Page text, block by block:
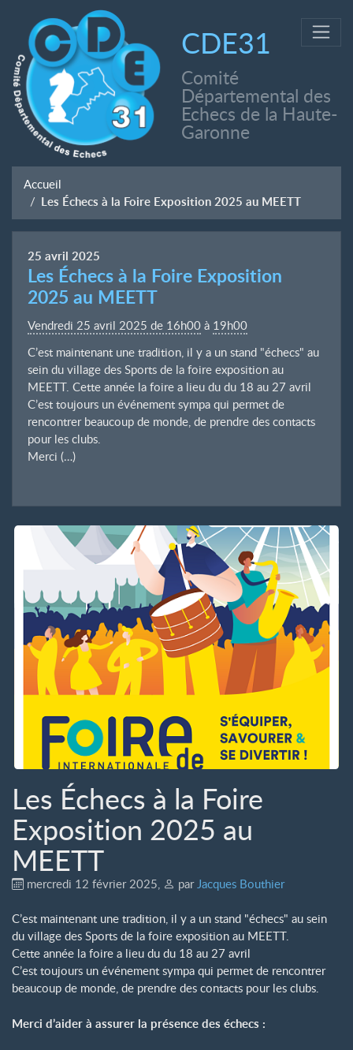
CDE31
Comité
Départemental des
Echecs de la Haute-
Garonne
Accueil
Les Échecs à la Foire Exposition 2025 au MEETT
25 avril 2025
Les Échecs à la Foire Exposition
2025 au MEETT
Vendredi 25 avril 2025 de 16h00à 19h00
C’est maintenant une tradition, il y a un stand "échecs" au
sein du village des Sports de la foire exposition au
MEETT. Cette année la foire a lieu du du 18 au 27 avril
C’est toujours un événement sympa qui permet de
rencontrer beaucoup de monde, de prendre des contacts
pour les clubs.
Merci (…)
Les Échecs à la Foire
Exposition 2025 au
MEETT
mercredi 12 février 2025 par Jacques Bouthier
C’est maintenant une tradition, il y a un stand "échecs" au sein
du village des Sports de la foire exposition au MEETT.
Cette année la foire a lieu du du 18 au 27 avril
C’est toujours un événement sympa qui permet de rencontrer
beaucoup de monde, de prendre des contacts pour les clubs.
Merci d’aider à assurer la présence des échecs :